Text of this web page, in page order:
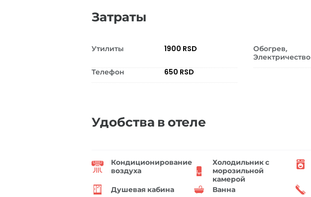
Затраты
Утилиты 1900 RSD
Обогрев,
Электричество
Телефон 650 RSD
Удобства в отеле
Кондиционирование
воздуха
Холодильник с
морозильной
камерой
Душевая кабина Ванна